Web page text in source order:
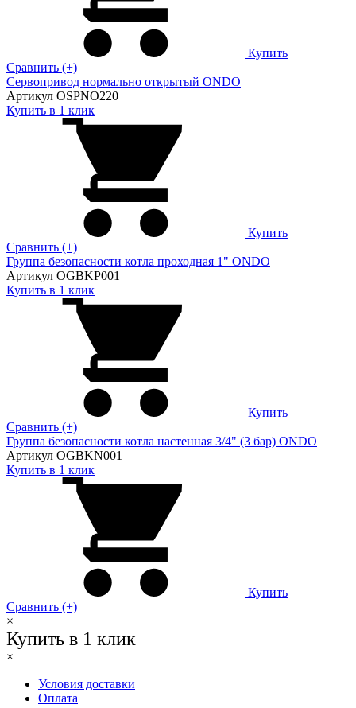
Купить
Сравнить (+)
Сервопривод нормально открытый ONDO
Артикул OSPNO220
Купить в 1 клик
Купить
Сравнить (+)
Группа безопасности котла проходная 1" ONDO
Артикул OGBKP001
Купить в 1 клик
Купить
Сравнить (+)
Группа безопасности котла настенная 3/4" (3 бар) ONDO
Артикул OGBKN001
Купить в 1 клик
Купить
Сравнить (+)
×
Купить в 1 клик
×
Условия доставки
Оплата